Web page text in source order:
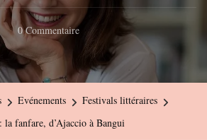
0 CommentaireSur
Dominique
Memmi:
D’Ajaccio
Evénements
Festivals littéraires
fanfare, d’Ajaccio à Bangui